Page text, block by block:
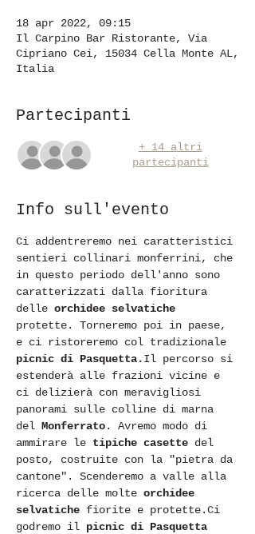
18 apr 2022, 09:15
Il Carpino Bar Ristorante, Via
Cipriano Cei, 15034 Cella Monte AL,
Italia
Partecipanti
+ 14 altri
partecipanti
Info sull'evento
Ci addentreremo nei caratteristici
sentieri collinari monferrini, che
in questo periodo dell'anno sono
caratterizzati dalla fioritura
delle orchidee selvatiche
protette. Torneremo poi in paese,
e ci ristoreremo col tradizionale
picnic di Pasquetta.Il percorso si
estenderà alle frazioni vicine e
ci delizierà con meravigliosi
panorami sulle colline di marna
del Monferrato. Avremo modo di
ammirare le tipiche casette del
posto, costruite con la "pietra da
cantone". Scenderemo a valle alla
ricerca delle molte orchidee
selvatiche fiorite e protette.Ci
godremo il picnic di Pasquetta